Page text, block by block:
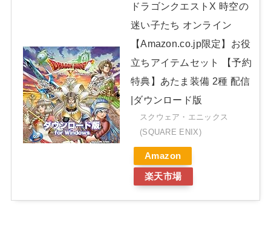
ドラゴンクエストX 時空の
迷い子たち オンライン
【Amazon.co.jp限定】お役
立ちアイテムセット 【予約
特典】あたま装備 2種 配信
|ダウンロード版
スクウェア・エニックス
(SQUARE ENIX)
Amazon
楽天市場